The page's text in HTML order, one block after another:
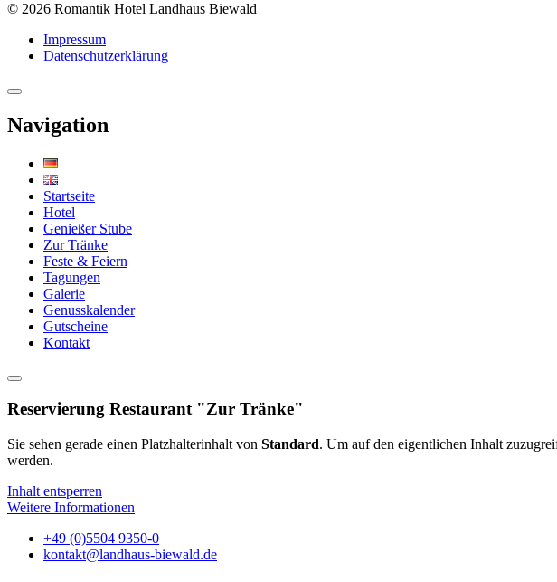
© 2026 Romantik Hotel Landhaus Biewald
Impressum
Datenschutzerklärung
Navigation
Startseite
Hotel
Genießer Stube
Zur Tränke
Feste & Feiern
Tagungen
Galerie
Genusskalender
Gutscheine
Kontakt
Reservierung Restaurant "Zur Tränke"
Sie sehen gerade einen Platzhalterinhalt von Standard. Um auf den eigentlichen Inhalt
werden.
Inhalt entsperren
Weitere Informationen
+49 (0)5504 9350-0
kontakt@landhaus-biewald.de